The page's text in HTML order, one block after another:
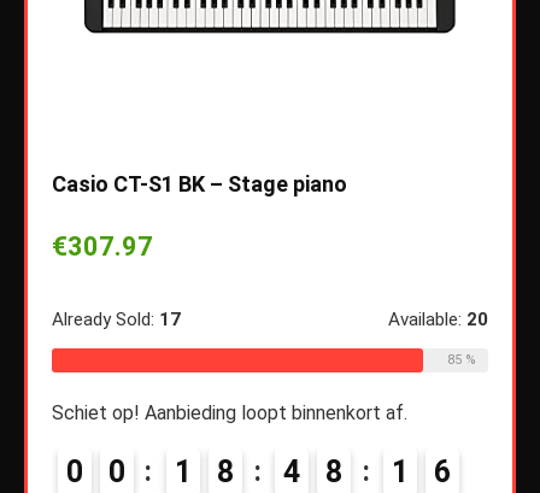
Casio CT-S1 BK – Stage piano
€307.97
Already Sold: 17 Available: 20
85 %
Schiet op! Aanbieding loopt binnenkort af.
0 0 1 8 4 8 1 5